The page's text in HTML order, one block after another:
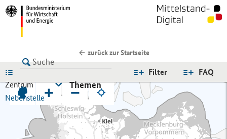
zurück zur Startseite
FAQ
Filter
Zentrum
Nebenstelle
Themen
+ −